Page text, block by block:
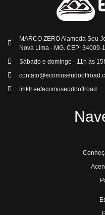
MARCO ZERO Alameda Seu
Nova Lima - MG. CEP: 34009-
Sábado e domingo - 11h às
linktr.ee/ecomuseudooffroad